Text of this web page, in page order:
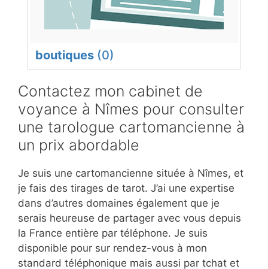
boutiques (0)
Contactez mon cabinet de
voyance à Nîmes pour consulter
une tarologue cartomancienne à
un prix abordable
Je suis une cartomancienne située à Nîmes, et
je fais des tirages de tarot. J’ai une expertise
dans d’autres domaines également que je
serais heureuse de partager avec vous depuis
la France entière par téléphone. Je suis
disponible pour sur rendez-vous à mon
standard téléphonique mais aussi par tchat et